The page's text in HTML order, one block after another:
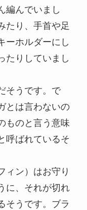
編んでいまし
たり、手首や足
ーホルダーにし
たりしていまし
そうです。で
とは言わないの
ものと言う意味
呼ばれているそ
ィン）はお守り
に、それが切れ
そうです。ブラ